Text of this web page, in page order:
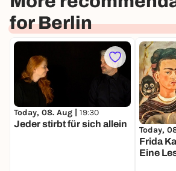
for Berlin
Today, 08. Aug | 19:30
Jeder stirbt für sich allein
Today,
Frida
Eine